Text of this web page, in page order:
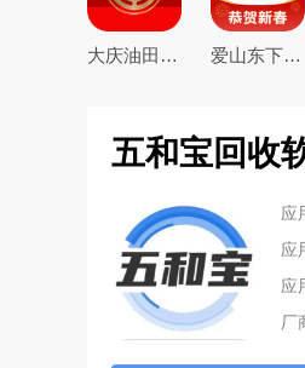
大庆油田工会app3.0最新版 爱山东下载app官方最新版
五和宝回收
应
应
应
厂